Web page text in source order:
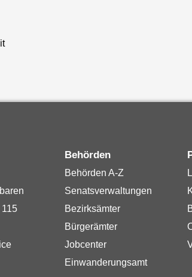
Behörden
Behörden A-Z
Senatsverwaltungen
Bezirksämter
Bürgerämter
Jobcenter
Einwanderungsamt